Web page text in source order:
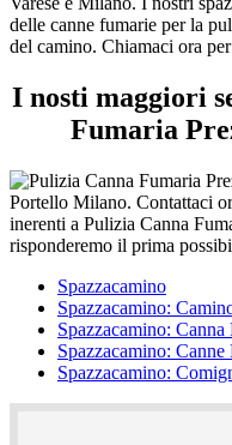
delle canne fumarie per la
del camino. Chiamaci ora
I nosti maggiori
Fumaria
Spazzacamino
Spazzacamino:
Spazzacamino: Canna
Spazzacamino: Canne
Spazzacamino: